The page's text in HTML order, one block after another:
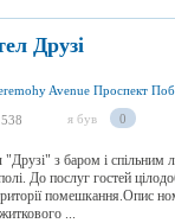
Друзі
я був 0
"Друзі" з баром і спільним
До послуг гостей
помешкання.Опис
...